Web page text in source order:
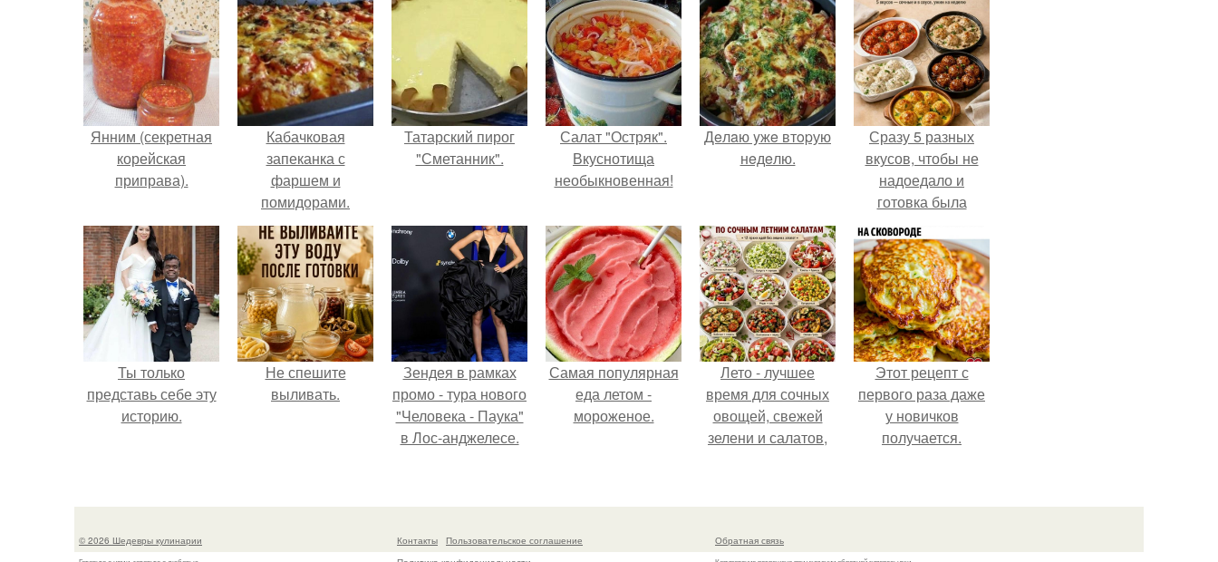
Янним (секретная
корейская
приправа).
Кабачковая
запеканка с
фаршем и
помидорами.
Татарский пирог
"Сметанник".
Салат "Остряк".
Вкуснотища
необыкновенная!
Дeлaю yжe втopую
нeдeлю.
Сразу 5 разных
вкусов, чтобы не
надоедало и
готовка была
проще.
Ты только
представь себе эту
историю.
Не спешите
выливать.
Зендея в рамках
промо - тура нового
"Человека - Паука"
в Лос-анджелесе.
Самая популярная
еда летом -
мороженое.
Лето - лучшее
время для сочных
овощей, свежей
зелени и салатов,
несколько минут.
Этот рецепт с
первого раза даже
у новичков
получается.
© 2026 Шедевры кулинарии Контакты
Пользовательское соглашение
Обратная связь